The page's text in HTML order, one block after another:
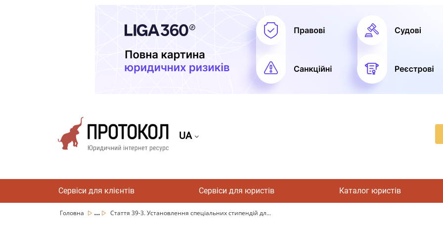
UA
Сервіси для клієнтів Сервіси для юристів Каталог юристів
Головна ... Стаття 39-3. Установлення спеціальних стипендій дл...